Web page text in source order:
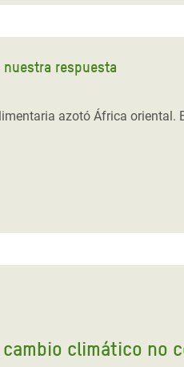
respuesta
azotó África oriental.
climático no